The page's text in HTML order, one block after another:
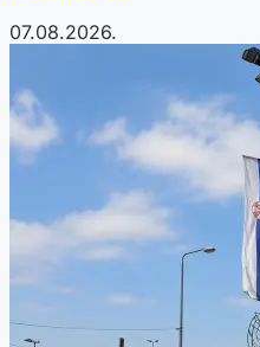
07.08.2026.